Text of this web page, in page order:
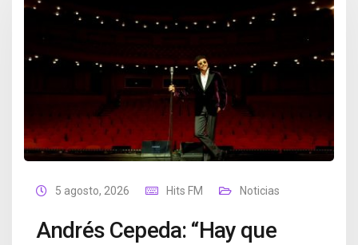
5 agosto, 2026 Hits FM Noticias
Andrés Cepeda: “Hay que